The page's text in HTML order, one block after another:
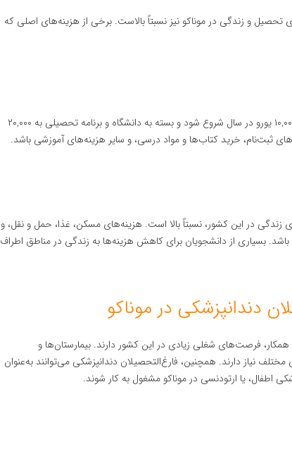
تحصیل و زندگی در موناکو نیز نسبتاً بالاست. برخی از هزینه‌های اصلی که
هزینه‌های تحصیل در موناکو برای رشته دندانپزشکی می‌تواند از ۱۰,۰۰۰ یورو در سال شروع شود و بسته به دانشگاه و برنامه تحصیلی به ۲۰,۰۰۰
ثبت‌نام، خرید کتاب‌ها و مواد درسی، و سایر هزینه‌های آموزشی باشد.
زندگی در این کشور، نسبتاً بالا است. هزینه‌های مسکن، غذا، حمل و نقل، و
روزمره می‌تواند ماهانه حدود ۲,۰۰۰ تا ۳,۵۰۰ یورو باشد. بسیاری از دانشجویان برای کاهش هزینه‌ها به زندگی در مناطق اطراف
دندانپزشکی در موناکو
همکار، فرصت‌های شغلی زیادی در این کشور دارند. بیمارستان‌ها و
نیاز دارند. همچنین، فارغ‌التحصیلان دندانپزشکی می‌توانند به‌عنوان
اطفال، یا ارتودنسی در موناکو مشغول به کار شوند.